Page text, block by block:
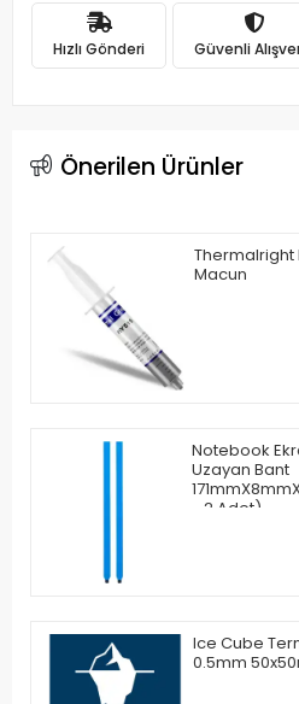
Hızlı Gönderi Güvenli
Önerilen Ürünler
Thermalright
Macun
Notebook
Uzayan Bant
- 2 Adet)
Ice Cube
0.5mm